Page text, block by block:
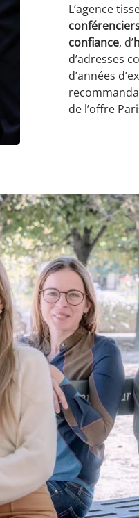
L’agence
confiance, d’
d’adresses
d’années
de l’offre